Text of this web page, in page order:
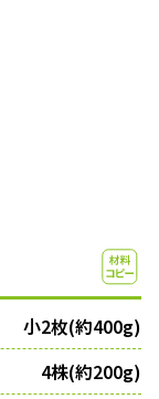
小2枚(約400g)
4株(約200g)